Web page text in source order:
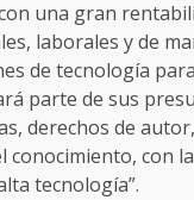
una gran
laborales y de
de tecnología
parte de sus
derechos de
conocimiento, con
tecnología”.